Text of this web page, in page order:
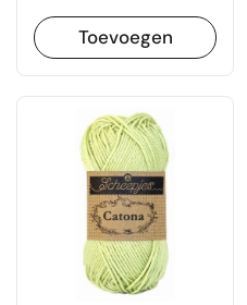
Toevoegen